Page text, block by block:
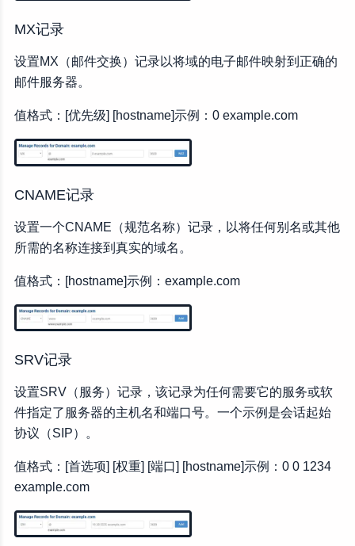
MX记录
设置MX（邮件交换）记录以将域的电子邮件映射到正确的
邮件服务器。
值格式：[优先级] [hostname]示例：0 example.com
CNAME记录
设置一个CNAME（规范名称）记录，以将任何别名或其他
所需的名称连接到真实的域名。
值格式：[hostname]示例：example.com
SRV记录
设置SRV（服务）记录，该记录为任何需要它的服务或软
件指定了服务器的主机名和端口号。一个示例是会话起始
协议（SIP）。
值格式：[首选项] [权重] [端口] [hostname]示例：0 0 1234
example.com